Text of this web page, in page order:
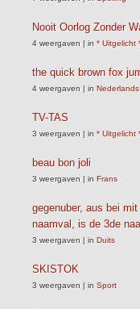
Nooit Oorlog Zonder
4 weergaven | in * Uitgelicht
the quick brown fox
4 weergaven | in Nederlands
TV-TAS
3 weergaven | in * Uitgelicht
beau bon joli
3 weergaven | in Frans
gegenuber, aus bei
naamval, is de 3de
3 weergaven | in Duits
SKISTOK
3 weergaven | in Sport